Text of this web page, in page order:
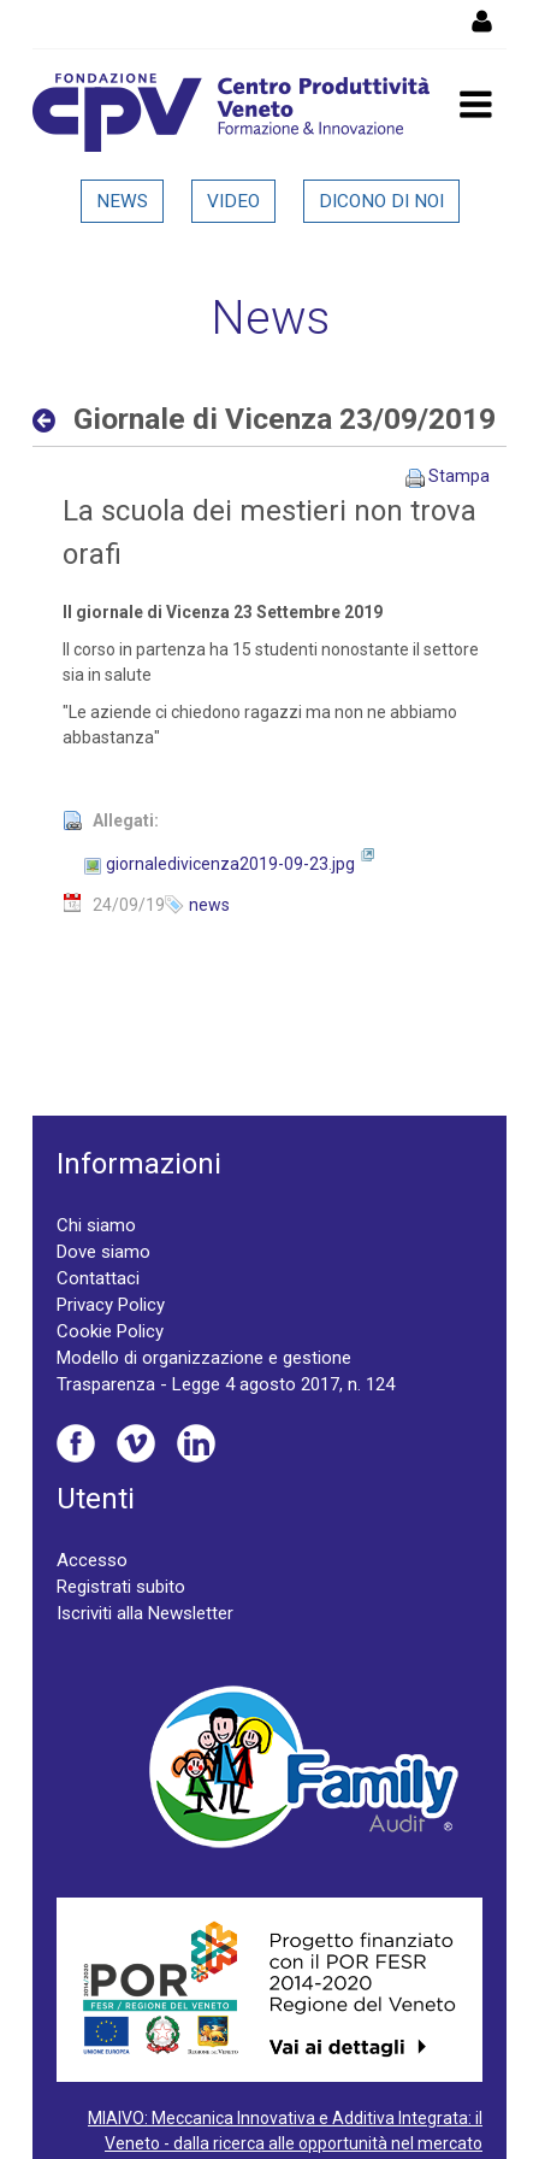
Giornale di Vicenza
NEWS VIDEO DICONO DI NOI
News
Giornale di Vicenza 23/09/2019
Stampa
La scuola dei mestieri non trova
orafi
Il giornale di Vicenza 23 Settembre 2019
Il corso in partenza ha 15 studenti nonostante il settore
sia in salute
"Le aziende ci chiedono ragazzi ma non ne abbiamo
abbastanza"
Allegati:
giornaledivicenza2019-09-23.jpg
24/09/19 news
Informazioni
Chi siamo
Dove siamo
Contattaci
Privacy Policy
Cookie Policy
Modello di organizzazione e gestione
Trasparenza - Legge 4 agosto 2017, n. 124
Utenti
Accesso
Registrati subito
Iscriviti alla Newsletter
MIAIVO: Meccanica Innovativa e Additiva Integrata: il
Veneto - dalla ricerca alle opportunità nel mercato